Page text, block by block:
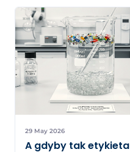
29 May 2026
A gdyby tak etykieta